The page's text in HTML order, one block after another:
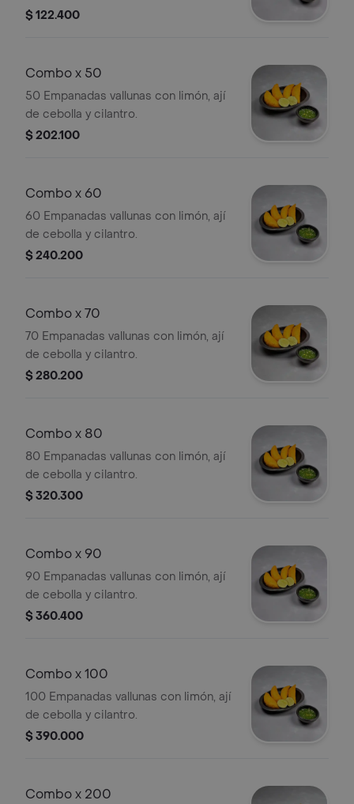
$ 122.400
Combo x 50
50 Empanadas vallunas con limón, ají
de cebolla y cilantro.
$ 202.100
Combo x 60
60 Empanadas vallunas con limón, ají
de cebolla y cilantro.
$ 240.200
Combo x 70
70 Empanadas vallunas con limón, ají
de cebolla y cilantro.
$ 280.200
Combo x 80
80 Empanadas vallunas con limón, ají
de cebolla y cilantro.
$ 320.300
Combo x 90
90 Empanadas vallunas con limón, ají
de cebolla y cilantro.
$ 360.400
Combo x 100
100 Empanadas vallunas con limón, ají
de cebolla y cilantro.
$ 390.000
Combo x 200